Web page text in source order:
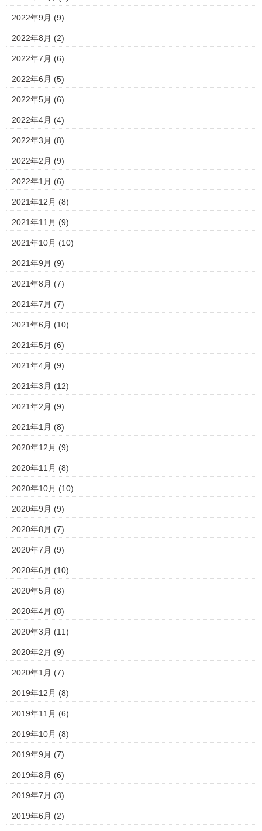
2022年9月 (9)
2022年8月 (2)
2022年7月 (6)
2022年6月 (5)
2022年5月 (6)
2022年4月 (4)
2022年3月 (8)
2022年2月 (9)
2022年1月 (6)
2021年12月 (8)
2021年11月 (9)
2021年10月 (10)
2021年9月 (9)
2021年8月 (7)
2021年7月 (7)
2021年6月 (10)
2021年5月 (6)
2021年4月 (9)
2021年3月 (12)
2021年2月 (9)
2021年1月 (8)
2020年12月 (9)
2020年11月 (8)
2020年10月 (10)
2020年9月 (9)
2020年8月 (7)
2020年7月 (9)
2020年6月 (10)
2020年5月 (8)
2020年4月 (8)
2020年3月 (11)
2020年2月 (9)
2020年1月 (7)
2019年12月 (8)
2019年11月 (6)
2019年10月 (8)
2019年9月 (7)
2019年8月 (6)
2019年7月 (3)
2019年6月 (2)